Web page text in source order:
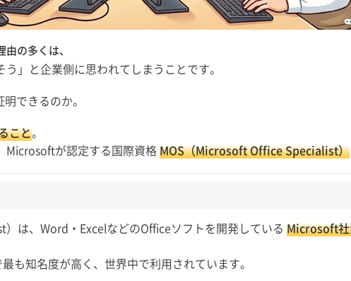
の多くは、
う」と企業側に思われてしまうことです。
できるのか。
こと。
Microsoftが認定する国際資格MOS（Microsoft Office Specialist）
は、Word・ExcelなどのOfficeソフトを開発している Microsoft
も知名度が高く、世界中で利用されています。